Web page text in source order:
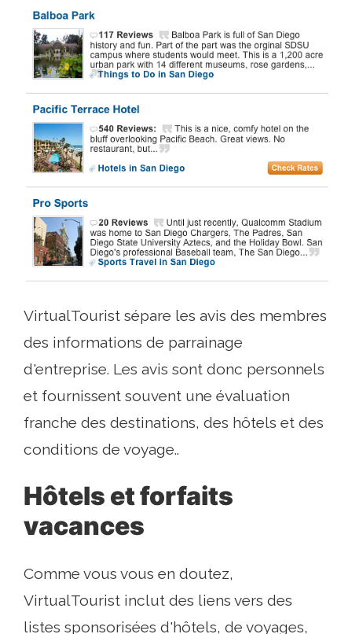
VirtualTourist sépare les avis des membres
des informations de parrainage
d'entreprise. Les avis sont donc personnels
et fournissent souvent une évaluation
franche des destinations, des hôtels et des
conditions de voyage..
Hôtels et forfaits
vacances
Comme vous vous en doutez,
VirtualTourist inclut des liens vers des
listes sponsorisées d'hôtels, de voyages,